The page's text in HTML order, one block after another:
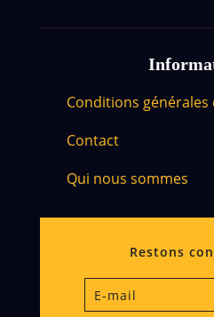
Conditions générales
Contact
Qui nous sommes
Restons